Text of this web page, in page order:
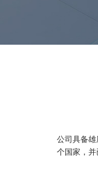
公司具备
个国家，